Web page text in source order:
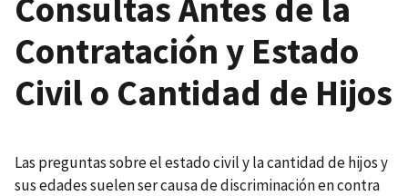
Consultas Antes de la
Contratación y Estado
Civil o Cantidad de Hijos
Las preguntas sobre el estado civil y la cantidad de hijos y
sus edades suelen ser causa de discriminación en contra